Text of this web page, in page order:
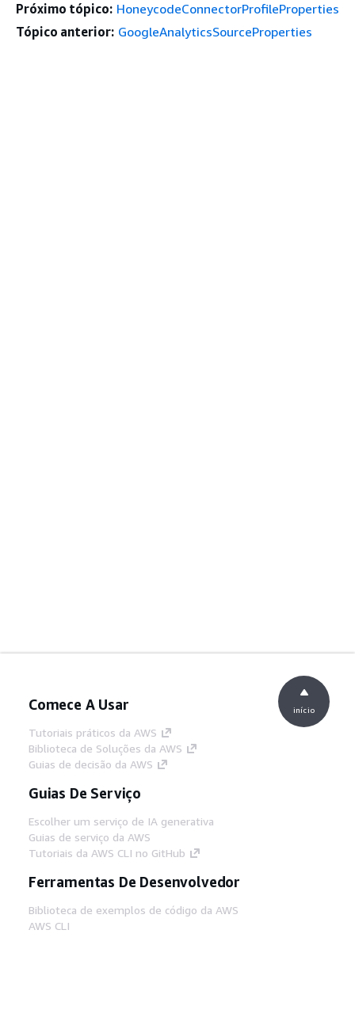
Próximo tópico: HoneycodeConnectorProfileProperties
Tópico anterior: GoogleAnalyticsSourceProperties
Comece A Usar
Tutoriais práticos da AWS
Biblioteca de Soluções da AWS
Guias de decisão da AWS
Guias De Serviço
Escolher um serviço de IA generativa
Guias de serviço da AWS
Tutoriais da AWS CLI no GitHub
Ferramentas De Desenvolvedor
Biblioteca de exemplos de código da AWS
AWS CLI
início